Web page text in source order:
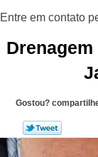
Gostou?